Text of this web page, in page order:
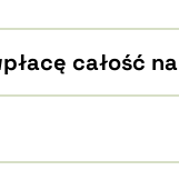
całość